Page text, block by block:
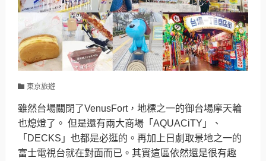
東京旅遊
雖然台場關閉了VenusFort，地標之一的御台場摩天輪
也熄燈了。 但是還有兩大商場「AQUACiTY」、
「DECKS」也都是必逛的。再加上日劇取景地之一的
富士電視台就在對面而已。其實這區依然還是很有趣